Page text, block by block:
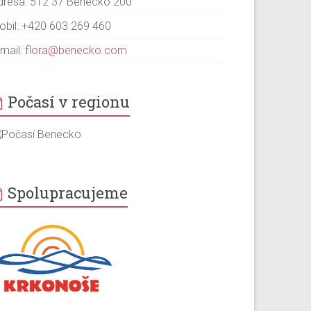
+420 603 269 460
flora@benecko.com
Počasí v regionu
Spolupracujeme